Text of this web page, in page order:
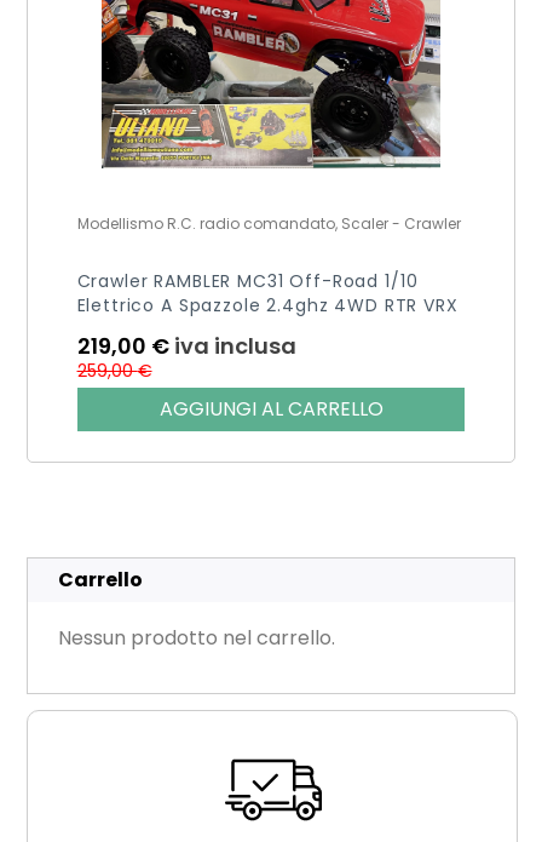
Modellismo R.C. radio comandato, Scaler - Crawler
Crawler RAMBLER MC31 Off-Road 1/10
Elettrico A Spazzole 2.4ghz 4WD RTR VRX
259,00€
219,00 € iva inclusa
AGGIUNGI AL CARRELLO
Carrello
Nessun prodotto nel carrello.